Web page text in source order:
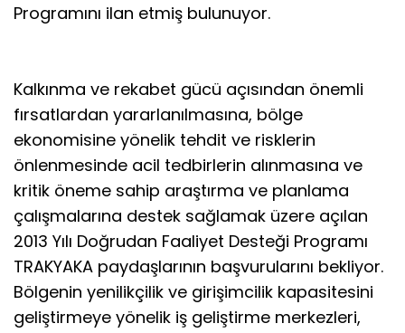
Programını ilan etmiş bulunuyor.
Kalkınma ve rekabet gücü açısından önemli
fırsatlardan yararlanılmasına, bölge
ekonomisine yönelik tehdit ve risklerin
önlenmesinde acil tedbirlerin alınmasına ve
kritik öneme sahip araştırma ve planlama
çalışmalarına destek sağlamak üzere açılan
2013 Yılı Doğrudan Faaliyet Desteği Programı
TRAKYAKA paydaşlarının başvurularını bekliyor.
Bölgenin yenilikçilik ve girişimcilik kapasitesini
geliştirmeye yönelik iş geliştirme merkezleri,